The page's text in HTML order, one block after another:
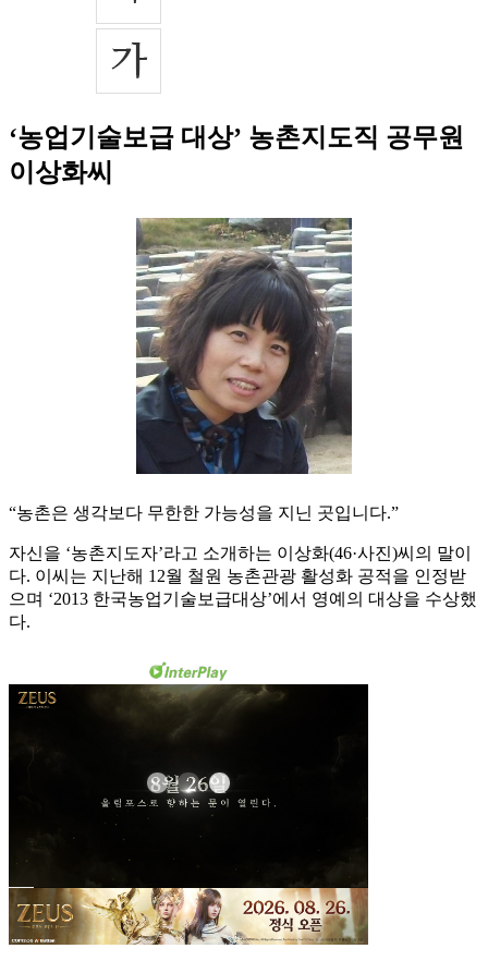
‘농업기술보급 대상’ 농촌지도직 공무원
이상화씨
“농촌은 생각보다 무한한 가능성을 지닌 곳입니다.”
자신을 ‘농촌지도자’라고 소개하는 이상화(46·사진)씨의 말이
다. 이씨는 지난해 12월 철원 농촌관광 활성화 공적을 인정받
으며 ‘2013 한국농업기술보급대상’에서 영예의 대상을 수상했
다.